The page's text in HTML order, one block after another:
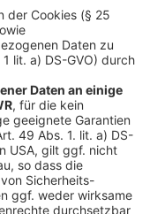
ermittelt
Lauterbach
neue Pandemie
Erkenntnisse
nicht leicht
eingegrenzt
wir jetzt sehr
sich bereits in
geimpft hat, hat
gegen